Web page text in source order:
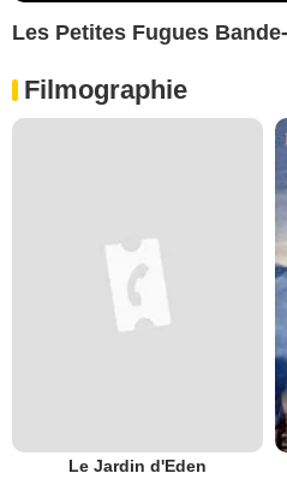
Les Petites Fugues
Filmographie
Le Jardin d'Eden